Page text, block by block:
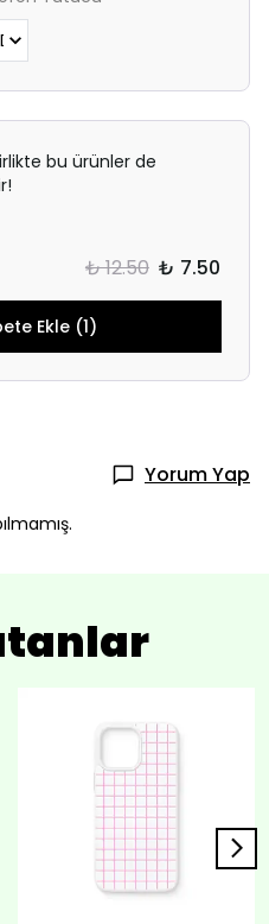
bu ürünler de
₺ 12.50 ₺ 7.50
Ekle (1)
Yorum Yap